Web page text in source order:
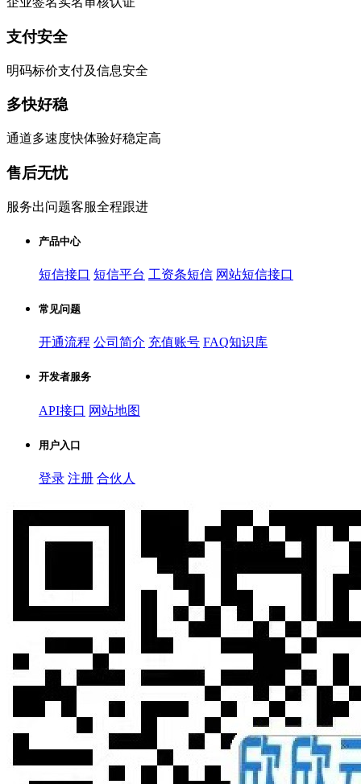
支付安全
明码标价支付及信息安全
多快好稳
通道多速度快体验好稳定高
售后无忧
服务出问题客服全程跟进
产品中心
短信接口 短信平台 工资条短信 网站短信接口
常见问题
开通流程 公司简介 充值账号 FAQ知识库
开发者服务
API接口 网站地图
用户入口
登录 注册 合伙人